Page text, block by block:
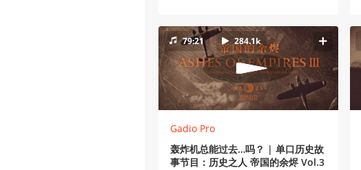
79:21 284.1k
Gadio Pro
轰炸机总能过去…吗？ | 单口历史故
事节目：历史之人 帝国的余烬 Vol.3